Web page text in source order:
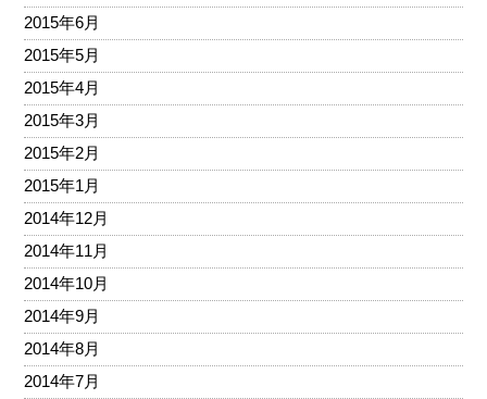
2015年6月
2015年5月
2015年4月
2015年3月
2015年2月
2015年1月
2014年12月
2014年11月
2014年10月
2014年9月
2014年8月
2014年7月